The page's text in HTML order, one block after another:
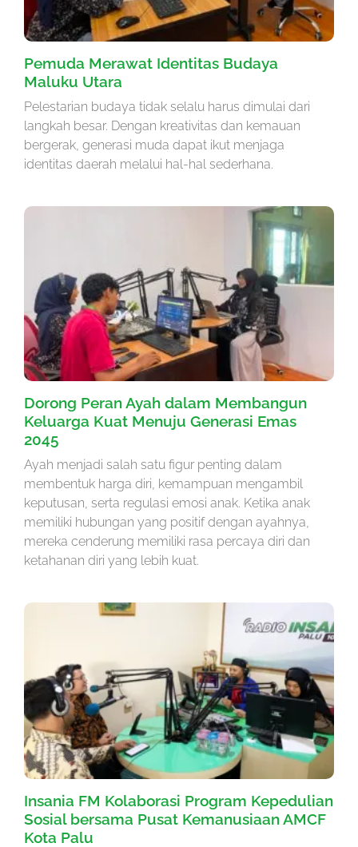
Pemuda Merawat Identitas Budaya
Maluku Utara
Pelestarian budaya tidak selalu harus dimulai dari
langkah besar. Dengan kreativitas dan kemauan
bergerak, generasi muda dapat ikut menjaga
identitas daerah melalui hal-hal sederhana.
Dorong Peran Ayah dalam Membangun
Keluarga Kuat Menuju Generasi Emas
2045
Ayah menjadi salah satu figur penting dalam
membentuk harga diri, kemampuan mengambil
keputusan, serta regulasi emosi anak. Ketika anak
memiliki hubungan yang positif dengan ayahnya,
mereka cenderung memiliki rasa percaya diri dan
ketahanan diri yang lebih kuat.
Insania FM Kolaborasi Program Kepedulian
Sosial bersama Pusat Kemanusiaan AMCF
Kota Palu